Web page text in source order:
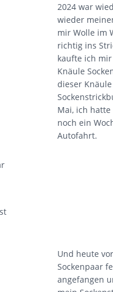
2024 war
wieder
mir Wolle im
richtig ins
kaufte ich
Knäule
dieser
Mai, ich
noch ein
Autofahrt.
Und heute
Sockenpaar
angefangen